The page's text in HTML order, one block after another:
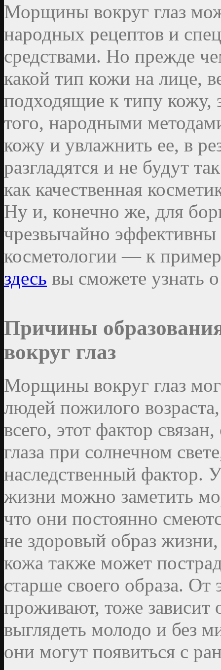
Морщины вокруг глаз
народных рецептов и
средствами. Но прежде
какой тип кожи на лице,
подходящие к типу кожу,
того, народными
кожу и увлажнить ее, в
разгладятся и не будут
как качественная
Ну и, конечно же, для
чрезвычайно
косметологии — к
здесь вы сможете узнать
Причины
вокруг глаз
Морщины вокруг глаз
людей пожилого
всего, этот фактор
глаза при солнечном
наследственный фактор.
жизни можно заметить
что они постоянно
не здоровый образ жизни,
кожа также может
старше своего образа. От
проживают, тоже зависит
выглядеть молодо и без
они могут появиться с